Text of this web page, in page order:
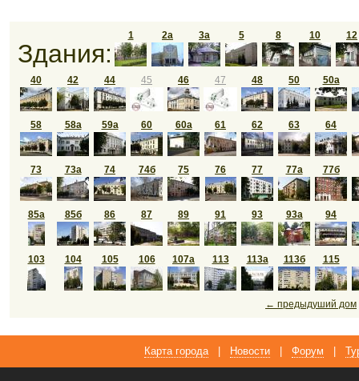
Здания:
1 2а 3а 5 8 10 12
40 42 44 45 46 47 48 50 50а
58 58а 59а 60 60а 61 62 63 64
73 73а 74 74б 75 76 77 77а 77б
85а 85б 86 87 89 91 93 93а 94
103 104 105 106 107а 113 113а 113б 115
← предыдуший дом
Карта города Новости Форум